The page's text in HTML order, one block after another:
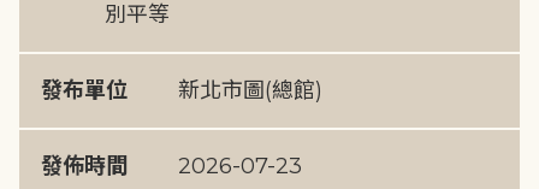
別平等
發布單位 新北市圖(總館)
發佈時間 2026-07-23